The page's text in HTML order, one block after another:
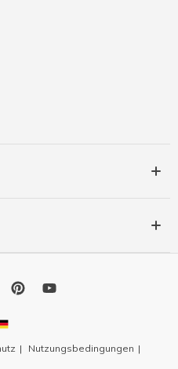
Nutzungsbedingungen